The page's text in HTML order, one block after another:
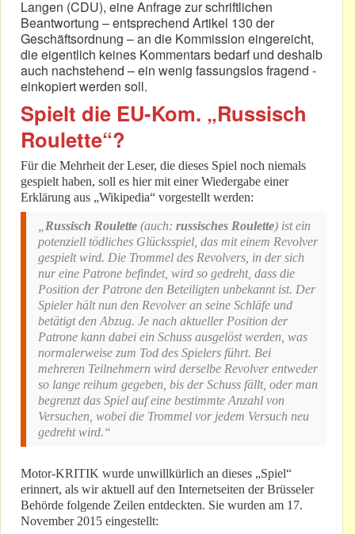
Langen (CDU), eine Anfrage zur schriftlichen
Beantwortung – entsprechend Artikel 130 der
Geschäftsordnung – an die Kommission eingereicht,
die eigentlich keines Kommentars bedarf und deshalb
auch nachstehend – ein wenig fassungslos fragend -
einkopiert werden soll.
Spielt die EU-Kom. „Russisch
Roulette“?
Für die Mehrheit der Leser, die dieses Spiel noch niemals
gespielt haben, soll es hier mit einer Wiedergabe einer
Erklärung aus „Wikipedia“ vorgestellt werden:
Russisch Roulette (auch: russisches Roulette) ist ein
potenziell tödliches Glücksspiel, das mit einem Revolver
gespielt wird. Die Trommel des Revolvers, in der sich
nur eine Patrone befindet, wird so gedreht, dass die
Position der Patrone den Beteiligten unbekannt ist. Der
Spieler hält nun den Revolver an seine Schläfe und
betätigt den Abzug. Je nach aktueller Position der
Patrone kann dabei ein Schuss ausgelöst werden, was
normalerweise zum Tod des Spielers führt. Bei
mehreren Teilnehmern wird derselbe Revolver entweder
so lange reihum gegeben, bis der Schuss fällt, oder man
begrenzt das Spiel auf eine bestimmte Anzahl von
Versuchen, wobei die Trommel vor jedem Versuch neu
gedreht wird.“
Motor-KRITIK wurde unwillkürlich an dieses „Spiel“
erinnert, als wir aktuell auf den Internetseiten der Brüsseler
Behörde folgende Zeilen entdeckten. Sie wurden am 17.
November 2015 eingestellt: